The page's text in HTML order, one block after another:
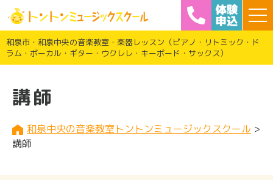
和泉市・和泉中央の音楽教室・楽器レッスン（ピアノ・リトミック・ド
ラム・ボーカル・ギター・ウクレレ・キーボード・サックス）
講師
和泉中央の音楽教室トントンミュージックスクール >
講師